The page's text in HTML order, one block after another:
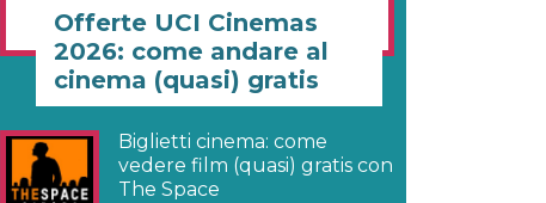
Offerte UCI Cinemas
2026: come andare al
cinema (quasi) gratis
Biglietti cinema: come
vedere film (quasi) gratis con
The Space